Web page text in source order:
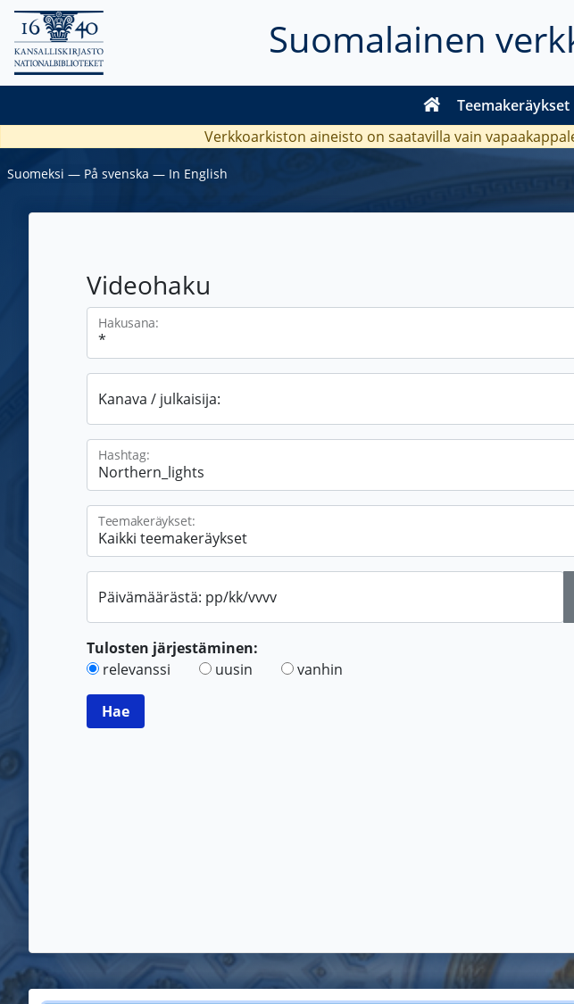
Suomalainen
Teemakeräykset
Verkkoarkiston aineisto on saatavilla vain
Suomeksi ― På svenska ― In English
Videohaku
Hakusana:
Kanava / julkaisija:
Hashtag:
Teemakeräykset:
Päivämäärästä: pp/kk/vvvv
Tulosten järjestäminen:
relevanssi
uusin vanhin